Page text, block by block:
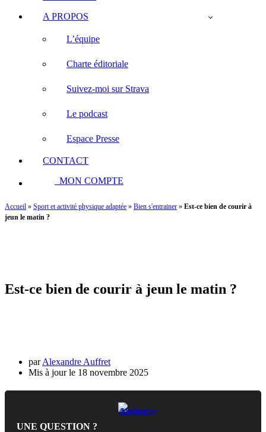
A PROPOS
L’équipe
Charte éditoriale
Suivez-moi sur Strava
Le podcast
Espace Presse
CONTACT
MON COMPTE
Accueil » Sport et activité physique adaptée » Bien s'entrainer » Est-ce bien de courir à
jeun le matin ?
Est-ce bien de courir à jeun le matin ?
parAlexandre Auffret
18 novembre 2025
UNE QUESTION ?